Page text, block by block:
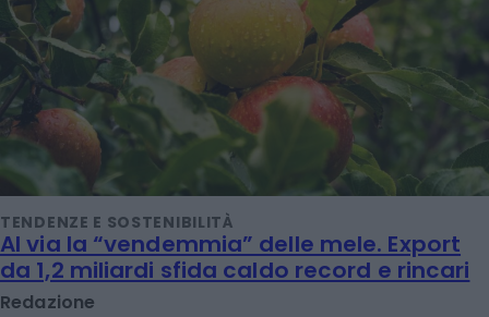
TENDENZE E SOSTENIBILITÀ
Al via la “vendemmia” delle mele. Export
da 1,2 miliardi sfida caldo record e rincari
Redazione